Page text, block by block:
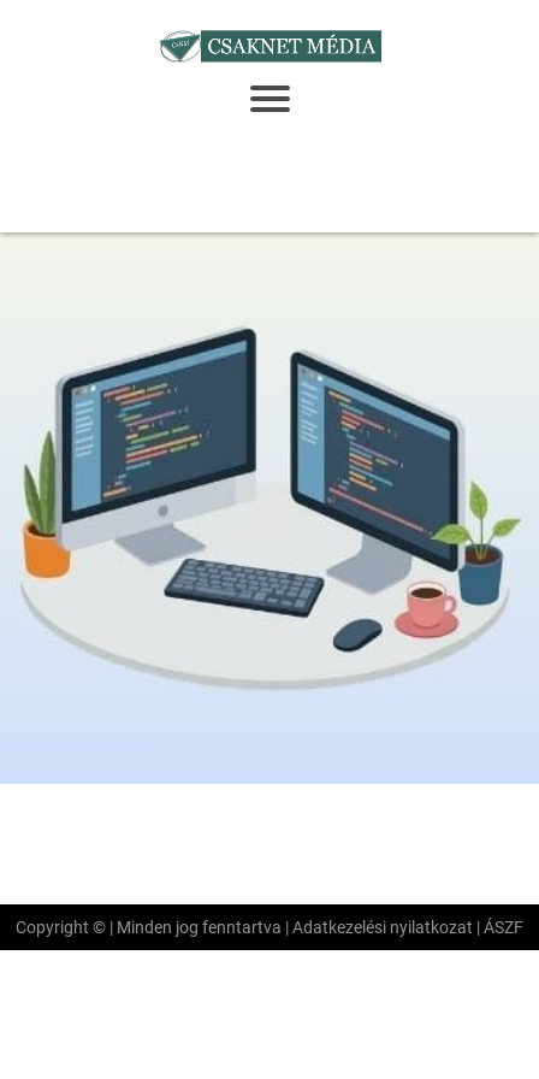
Copyright © | Minden jog fenntartva |Adatkezelési nyilatkozat |ÁSZF